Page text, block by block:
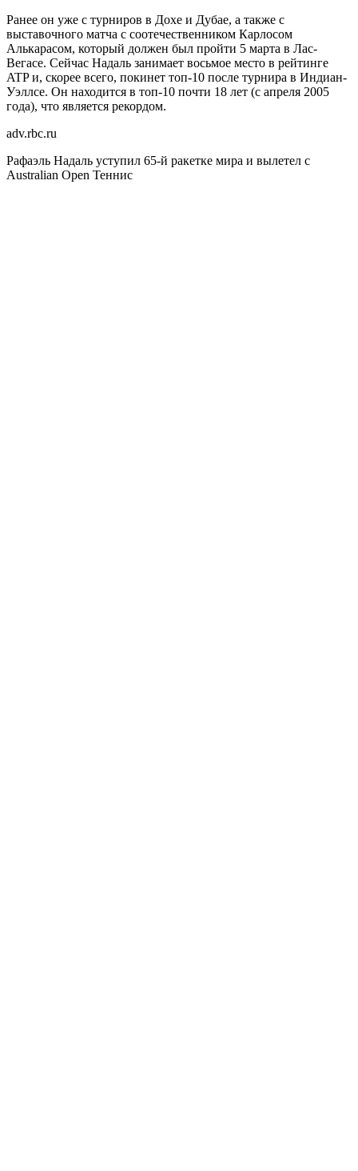
Ранее он уже с турниров в Дохе и Дубае, а также с
выставочного матча с соотечественником Карлосом
Алькарасом, который должен был пройти 5 марта в Лас-
Вегасе. Сейчас Надаль занимает восьмое место в рейтинге
ATP и, скорее всего, покинет топ-10 после турнира в Индиан-
Уэллсе. Он находится в топ-10 почти 18 лет (с апреля 2005
года), что является рекордом.
adv.rbc.ru
Рафаэль Надаль уступил 65-й ракетке мира и вылетел с
Australian Open Теннис